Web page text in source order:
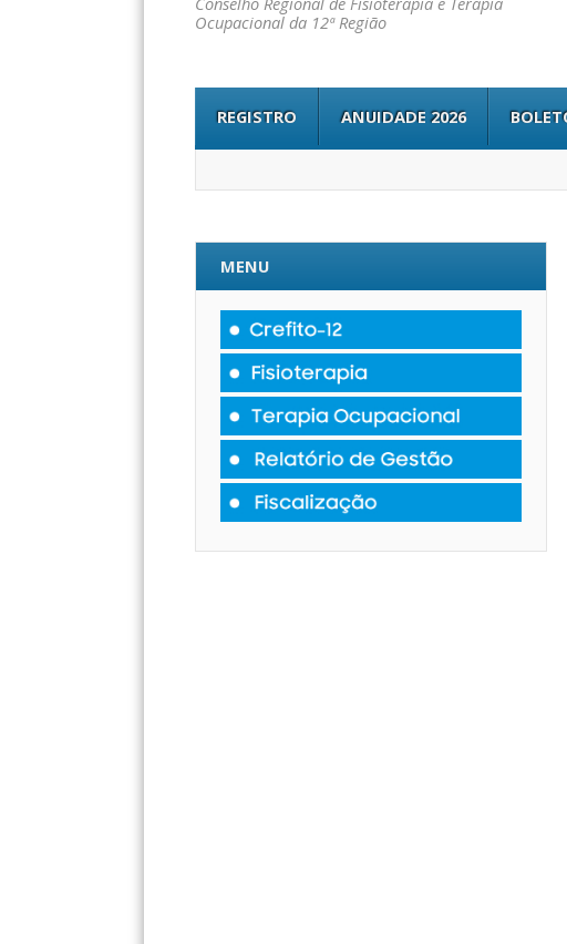
Ocupacional da 12ª Região
REGISTRO ANUIDADE 2026
MENU